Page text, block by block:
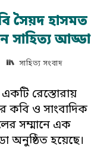
সৈয়দ হাসমত
সাহিত্য আড্ডা
সাহিত্য সংবাদ
রেস্তোরায়
কবি ও সাংবাদিক
সম্মানে এক
অনুষ্ঠিত হয়েছে।